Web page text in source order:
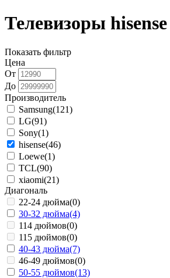
Телевизоры hisense
Показать фильтр
Цена
От
До
Производитель
Samsung(121)
LG(91)
Sony(1)
hisense(46)
Loewe(1)
TCL(90)
xiaomi(21)
Диагональ
22-24 дюйма(0)
30-32 дюйма(4)
114 дюймов(0)
115 дюймов(0)
40-43 дюйма(7)
46-49 дюймов(0)
50-55 дюймов(13)